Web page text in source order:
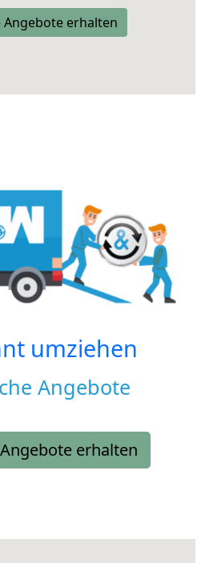
Angebote erhalten
umziehen
Angebote
erhalten